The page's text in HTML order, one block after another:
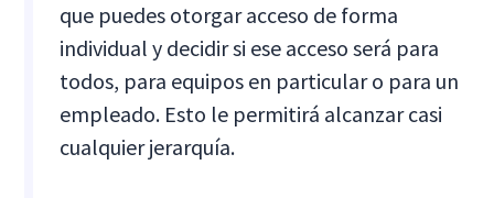
que puedes otorgar acceso de forma
individual y decidir si ese acceso será para
todos, para equipos en particular o para un
empleado. Esto le permitirá alcanzar casi
cualquier jerarquía.